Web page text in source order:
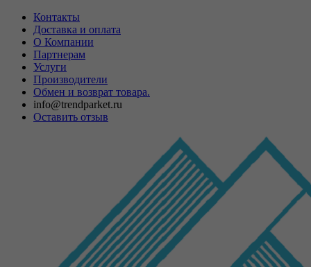
Контакты
Доставка и оплата
О Компании
Партнерам
Услуги
Производители
Обмен и возврат товара.
info@trendparket.ru
Оставить отзыв